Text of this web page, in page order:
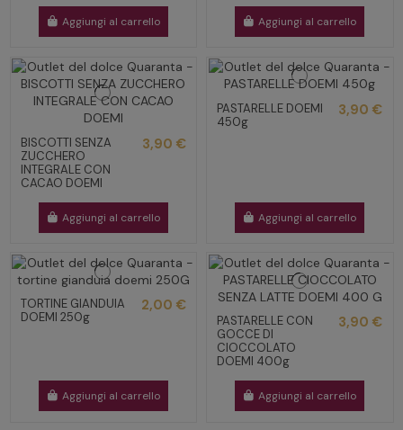
Aggiungi al carrello Aggiungi al carrello
BISCOTTI SENZA
ZUCCHERO
INTEGRALE CON
CACAO DOEMI
3,90 €
Aggiungi al carrello
PASTARELLE DOEMI
450g
3,90 €
Aggiungi al carrello
TORTINE GIANDUIA
DOEMI 250g
2,00 €
Aggiungi al carrello
PASTARELLE CON
GOCCE DI
CIOCCOLATO
DOEMI 400g
3,90 €
Aggiungi al carrello